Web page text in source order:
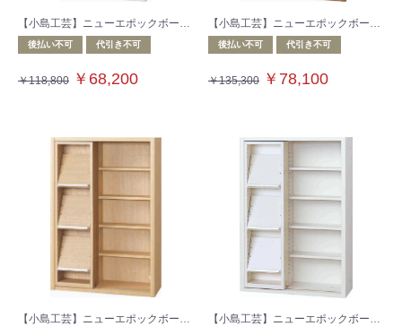
後払い不可 代引き不可
￥118,800 ￥68,200
後払い不可 代引き不可
￥135,300 ￥78,100